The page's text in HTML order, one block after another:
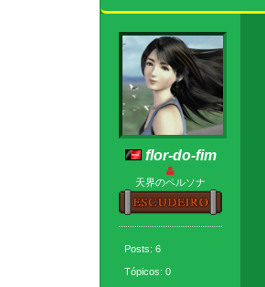
flor-do-fim
天界のペルソナ
Posts: 6
Tópicos: 0